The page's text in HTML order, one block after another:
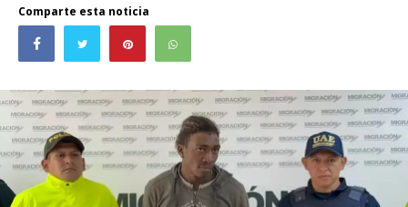
Comparte esta noticia